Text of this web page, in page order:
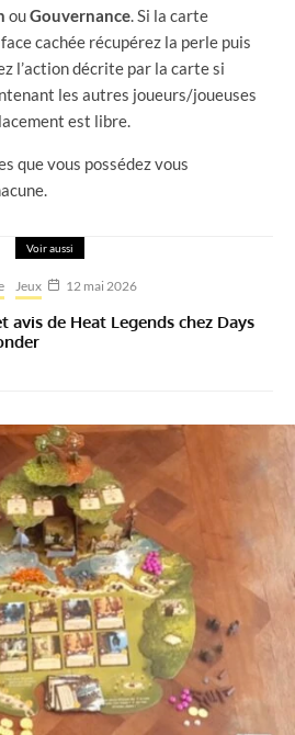
ouGouvernance. Si la carte
cachée récupérez la perle puis
l’action décrite par la carte si
les autres joueurs/joueuses
est libre.
que vous possédez vous
Voir aussi
Jeux 12 mai 2026
avis de Heat Legends chez Days